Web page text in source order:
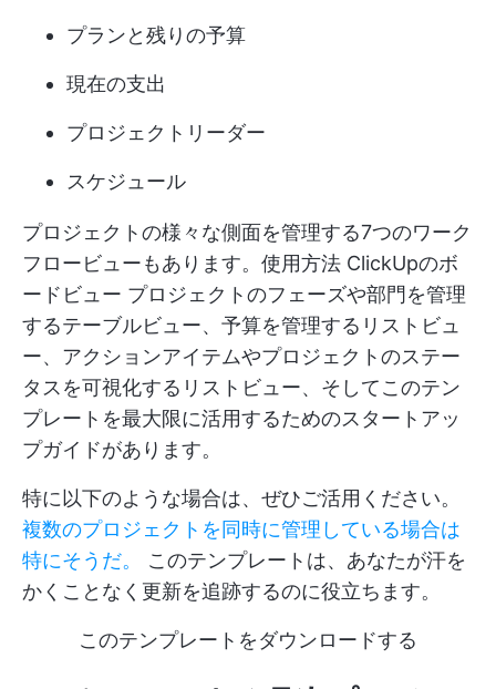
プランと残りの予算
現在の支出
プロジェクトリーダー
スケジュール
プロジェクトの様々な側面を管理する7つのワーク
フロービューもあります。使用方法 ClickUpのボ
ードビュー プロジェクトのフェーズや部門を管理
するテーブルビュー、予算を管理するリストビュ
ー、アクションアイテムやプロジェクトのステー
タスを可視化するリストビュー、そしてこのテン
プレートを最大限に活用するためのスタートアッ
プガイドがあります。
特に以下のような場合は、ぜひご活用ください。
複数のプロジェクトを同時に管理している場合は
特にそうだ。
このテンプレートは、あなたが汗を
かくことなく更新を追跡するのに役立ちます。
このテンプレートをダウンロードする